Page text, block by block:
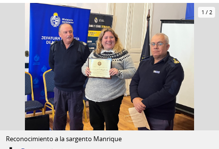
1 / 2
Reconocimiento a la sargento Manrique